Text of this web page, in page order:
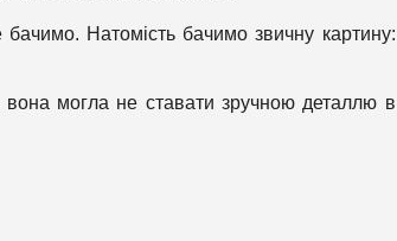
бачимо. Натомість бачимо звичну картину:
могла не ставати зручною деталлю в